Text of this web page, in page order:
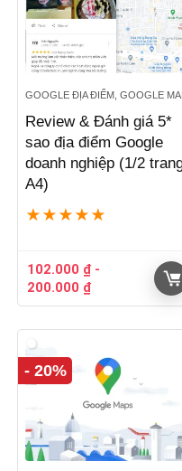
GOOGLE ĐỊA ĐIỂM, GOOGLE
Review & Đánh giá 5*
sao địa điểm Google
doanh nghiệp (1/2
A4)
★ ★ ★ ★ ★
102.000 ₫-
200.000 ₫
- 20%